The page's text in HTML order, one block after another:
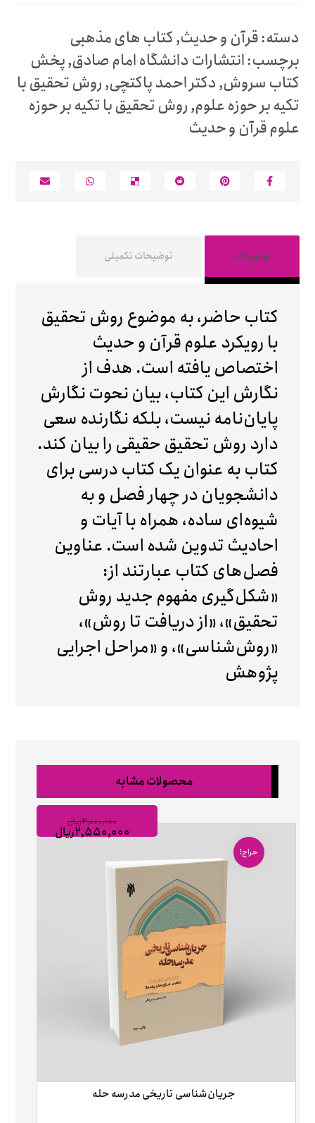
دسته:قرآن و حدیث,کتاب های مذهبی
برچسب:انتشارات دانشگاه امام صادق,پخش
کتاب سروش,دکتر احمد پاکتچی,روش تحقیق با
تکیه بر حوزه علوم,روش تحقیق با تکیه بر حوزه
علوم قرآن و حدیث
توضیحات توضیحات تکمیلی
کتاب حاضر، به موضوع روش تحقیق
با رویکرد علوم قرآن و حدیث
اختصاص یافته است. هدف از
نگارش این کتاب، بیان نحوت نگارش
پایان‌نامه نیست، بلکه نگارنده سعی
دارد روش تحقیق حقیقی را بیان کند.
کتاب به عنوان یک کتاب درسی برای
دانشجویان در چهار فصل و به
شیوه‌ای ساده، همراه با آیات و
احادیث تدوین شده است. عناوین
فصل‌های کتاب عبارتند از:
«شکل‌گیری مفهوم جدید روش
تحقیق»، «از دریافت تا روش»،
«روش‌شناسی»، و «مراحل اجرایی
پژوهش
محصولات مشابه
جریان‌شناسی تاریخی مدرسه حله
۳,۰۰۰,۰۰۰ریال
۲,۵۵۰,۰۰۰ریال
حراج!